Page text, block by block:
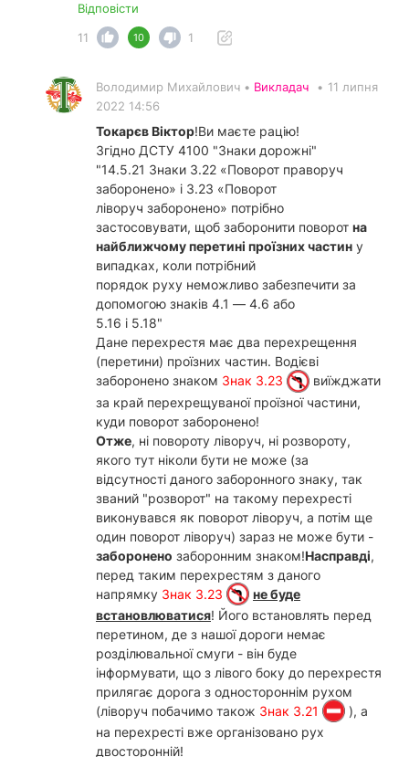
Відповісти
11
10 1
Володимир Михайлович • Викладач • 11 липня
2022 14:56
Токарєв Віктор!Ви маєте рацію!
Згідно ДСТУ 4100 "Знаки дорожні"
"14.5.21 Знаки 3.22 «Поворот праворуч
заборонено» і 3.23 «Поворот
ліворуч заборонено» потрібно
застосовувати, щоб заборонити поворот на
найближчому перетині проїзних частин у
випадках, коли потрібний
порядок руху неможливо забезпечити за
допомогою знаків 4.1 — 4.6 або
5.16 і 5.18"
Дане перехрестя має два перехрещення
(перетини) проїзних частин. Водієві
заборонено знаком Знак 3.23
виїжджати
за край перехрещуваної проїзної частини,
куди поворот заборонено!
Отже, ні повороту ліворуч, ні розвороту,
якого тут ніколи бути не може (за
відсутності даного заборонного знаку, так
званий "розворот" на такому перехресті
виконувався як поворот ліворуч, а потім ще
один поворот ліворуч) зараз не може бути -
заборонено заборонним знаком!Насправді,
перед таким перехрестям з даного
напрямку Знак 3.23
не буде
встановлюватися! Його встановлять перед
перетином, де з нашої дороги немає
розділювальної смуги - він буде
інформувати, що з лівого боку до перехрестя
прилягає дорога з одностороннім рухом
(ліворуч побачимо також Знак 3.21
), а
на перехресті вже організовано рух
двосторонній!